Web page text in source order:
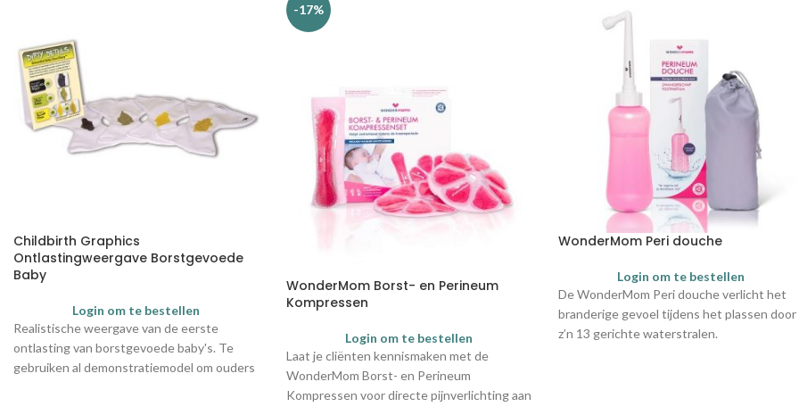
Childbirth Graphics
Ontlastingweergave Borstgevoede
Baby
Login om te bestellen
Realistische weergave van de eerste
ontlasting van borstgevoede baby's. Te
gebruiken al demonstratiemodel om ouders
-17%
WonderMom Borst- en Perineum
Kompressen
Login om te bestellen
Laat je cliënten kennismaken met de
WonderMom Borst- en Perineum
Kompressen voor directe pijnverlichting aan
WonderMom Peri douche
Login om te bestellen
De WonderMom Peri douche verlicht het
branderige gevoel tijdens het plassen door
z’n 13 gerichte waterstralen.